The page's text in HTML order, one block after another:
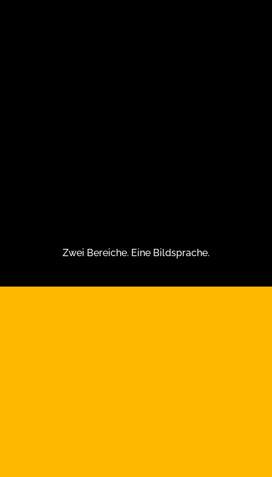
Zwei Bereiche. Eine Bildsprache.